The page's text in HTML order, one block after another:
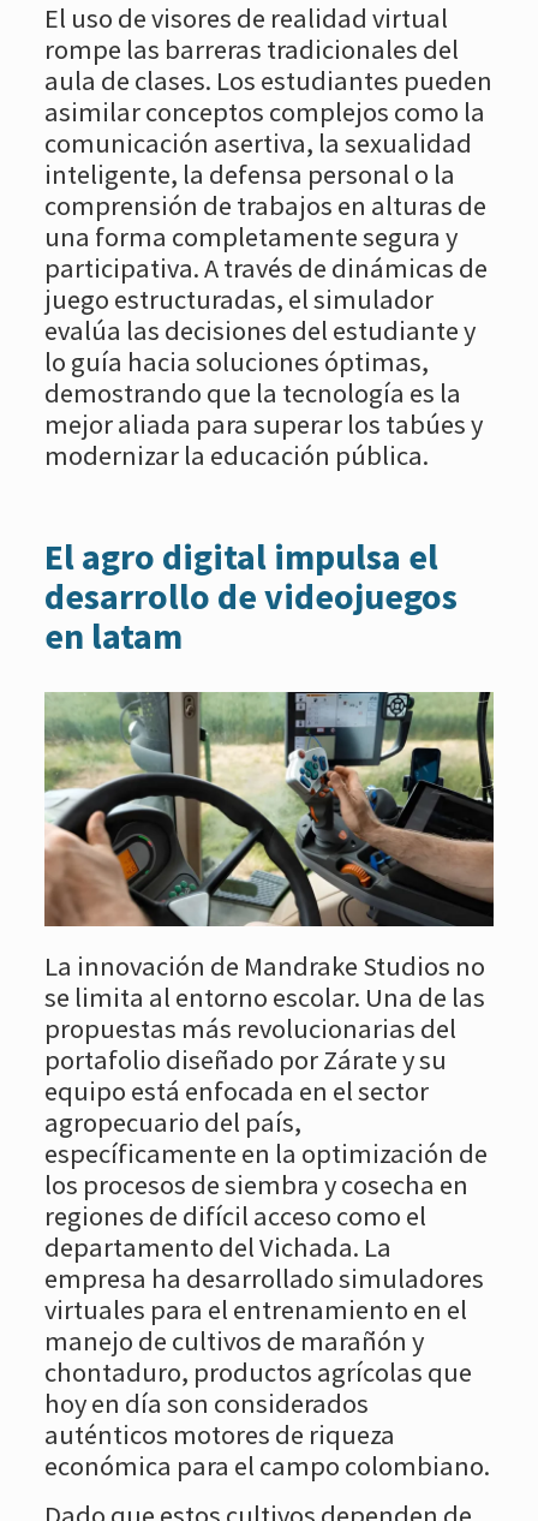
El uso de visores de realidad virtual
rompe las barreras tradicionales del
aula de clases. Los estudiantes pueden
asimilar conceptos complejos como la
comunicación asertiva, la sexualidad
inteligente, la defensa personal o la
comprensión de trabajos en alturas de
una forma completamente segura y
participativa. A través de dinámicas de
juego estructuradas, el simulador
evalúa las decisiones del estudiante y
lo guía hacia soluciones óptimas,
demostrando que la tecnología es la
mejor aliada para superar los tabúes y
modernizar la educación pública.
El agro digital impulsa el
desarrollo de videojuegos
en latam
La innovación de Mandrake Studios no
se limita al entorno escolar. Una de las
propuestas más revolucionarias del
portafolio diseñado por Zárate y su
equipo está enfocada en el sector
agropecuario del país,
específicamente en la optimización de
los procesos de siembra y cosecha en
regiones de difícil acceso como el
departamento del Vichada. La
empresa ha desarrollado simuladores
virtuales para el entrenamiento en el
manejo de cultivos de marañón y
chontaduro, productos agrícolas que
hoy en día son considerados
auténticos motores de riqueza
económica para el campo colombiano.